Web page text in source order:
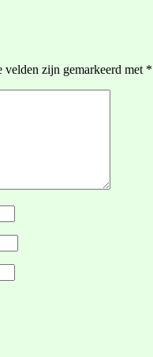
velden zijn gemarkeerd met *